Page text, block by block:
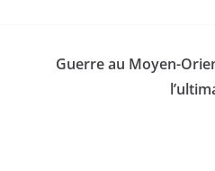
Guerre au Moyen-